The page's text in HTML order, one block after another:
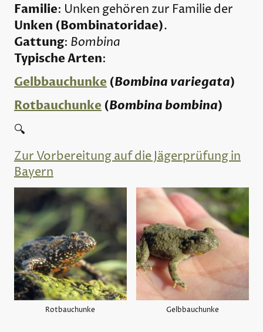
Familie: Unken gehören zur Familie der
Unken (Bombinatoridae).
Gattung: Bombina
Typische Arten:
Gelbbauchunke (Bombina variegata)
Rotbauchunke (Bombina bombina)
🔍
Zur Vorbereitung auf die Jägerprüfung in
Bayern
Rotbauchunke Gelbbauchunke